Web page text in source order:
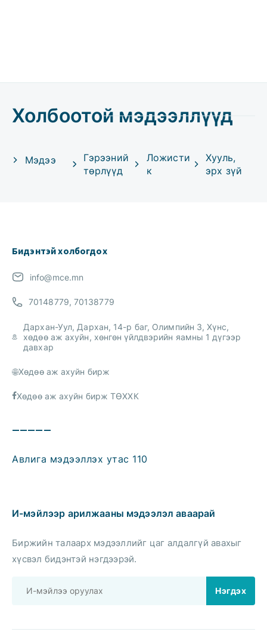
Холбоотой мэдээллүүд
Мэдээ
Гэрээний
төрлүүд
Ложисти
к
Хууль,
эрх зүй
Бидэнтэй холбогдох
info@mce.mn
70148779, 70138779
Дархан-Уул, Дархан, 14-р баг, Олимпийн 3, Хүнс,
хөдөө аж ахуйн, хөнгөн үйлдвэрийн яамны 1 дүгээр
давхар
Хөдөө аж ахуйн бирж
Хөдөө аж ахуйн бирж ТӨХХК
—————
Авлига мэдээллэх утас 110
И-мэйлээр арилжааны мэдээлэл аваарай
Биржийн талаарх мэдээллийг цаг алдалгүй авахыг
хүсвэл бидэнтэй нэгдээрэй.